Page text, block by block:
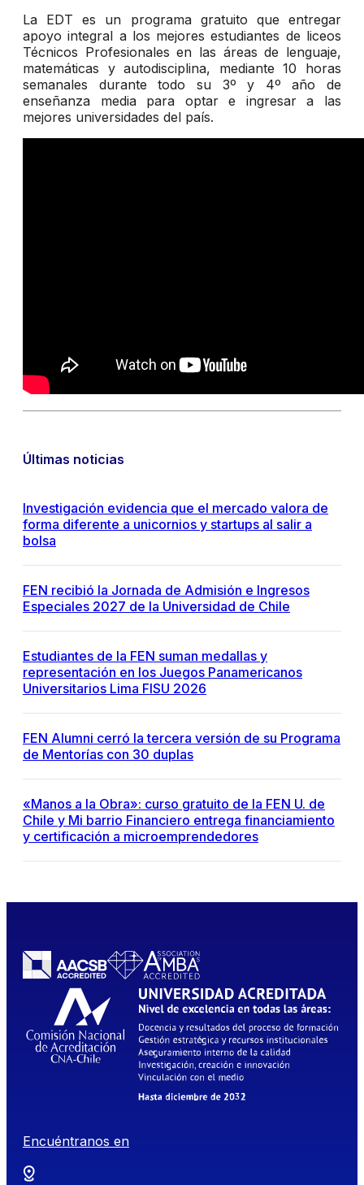
La EDT es un programa gratuito que entregar
apoyo integral a los mejores estudiantes de liceos
Técnicos Profesionales en las áreas de lenguaje,
matemáticas y autodisciplina, mediante 10 horas
semanales durante todo su 3º y 4º año de
enseñanza media para optar e ingresar a las
mejores universidades del país.
Últimas noticias
Investigación evidencia que el mercado valora de
forma diferente a unicornios y startups al salir a
bolsa
FEN recibió la Jornada de Admisión e Ingresos
Especiales 2027 de la Universidad de Chile
Estudiantes de la FEN suman medallas y
representación en los Juegos Panamericanos
Universitarios Lima FISU 2026
FEN Alumni cerró la tercera versión de su Programa
de Mentorías con 30 duplas
«Manos a la Obra»: curso gratuito de la FEN U. de
Chile y Mi barrio Financiero entrega financiamiento
y certificación a microemprendedores
Encuéntranos en